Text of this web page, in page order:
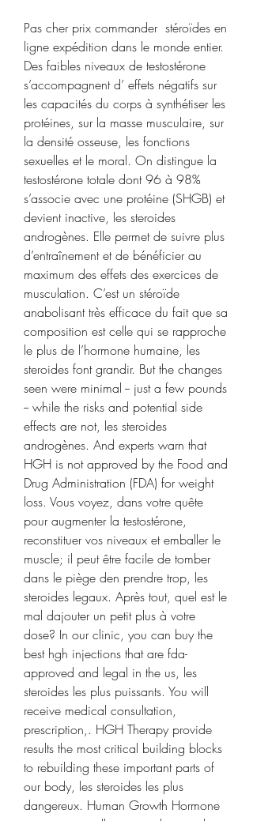
Pas cher prix commander  stéroïdes en
ligne expédition dans le monde entier.
Des faibles niveaux de testostérone
s’accompagnent d’ effets négatifs sur
les capacités du corps à synthétiser les
protéines, sur la masse musculaire, sur
la densité osseuse, les fonctions
sexuelles et le moral. On distingue la
testostérone totale dont 96 à 98%
s’associe avec une protéine (SHGB) et
devient inactive, les steroides
androgènes. Elle permet de suivre plus
d’entraînement et de bénéficier au
maximum des effets des exercices de
musculation. C’est un stéroïde
anabolisant très efficace du fait que sa
composition est celle qui se rapproche
le plus de l’hormone humaine, les
steroides font grandir. But the changes
seen were minimal -- just a few pounds
-- while the risks and potential side
effects are not, les steroides
androgènes. And experts warn that
HGH is not approved by the Food and
Drug Administration (FDA) for weight
loss. Vous voyez, dans votre quête
pour augmenter la testostérone,
reconstituer vos niveaux et emballer le
muscle; il peut être facile de tomber
dans le piège den prendre trop, les
steroides legaux. Après tout, quel est le
mal dajouter un petit plus à votre
dose? In our clinic, you can buy the
best hgh injections that are fda-
approved and legal in the us, les
steroides les plus puissants. You will
receive medical consultation,
prescription,. HGH Therapy provide
results the most critical building blocks
to rebuilding these important parts of
our body, les steroides les plus
dangereux. Human Growth Hormone